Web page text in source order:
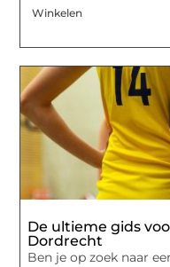
Winkelen
De ultieme gids
Dordrecht
Ben je op zoek naar